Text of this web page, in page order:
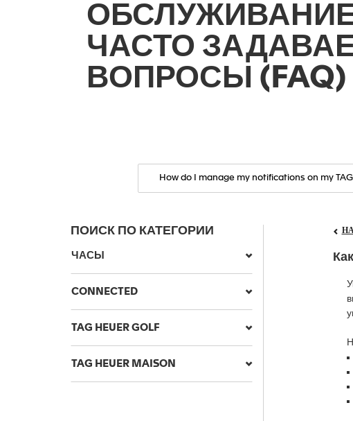
ЧАСТО
ВОПРОСЫ (FAQ)
ПОИСК ПО КАТЕГОРИИ
ЧАСЫ
CONNECTED
TAG HEUER GOLF
TAG HEUER MAISON